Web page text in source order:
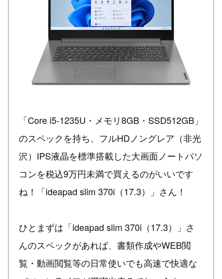
「Core i5-1235U・メモリ8GB・SSD512GB」
のスペックを持ち、フルHDノングレア（非光
沢）IPS液晶を標準搭載した大画面ノートパソ
コンを税込9万円未満で買えるのがいいです
ね！「ideapad slim 370i（17.3）」さん！
ひとまずは「ideapad slim 370i（17.3）」さ
んのスペックがあれば、書類作成やWEB閲
覧・動画閲覧等の日常使いでも高速で快適な